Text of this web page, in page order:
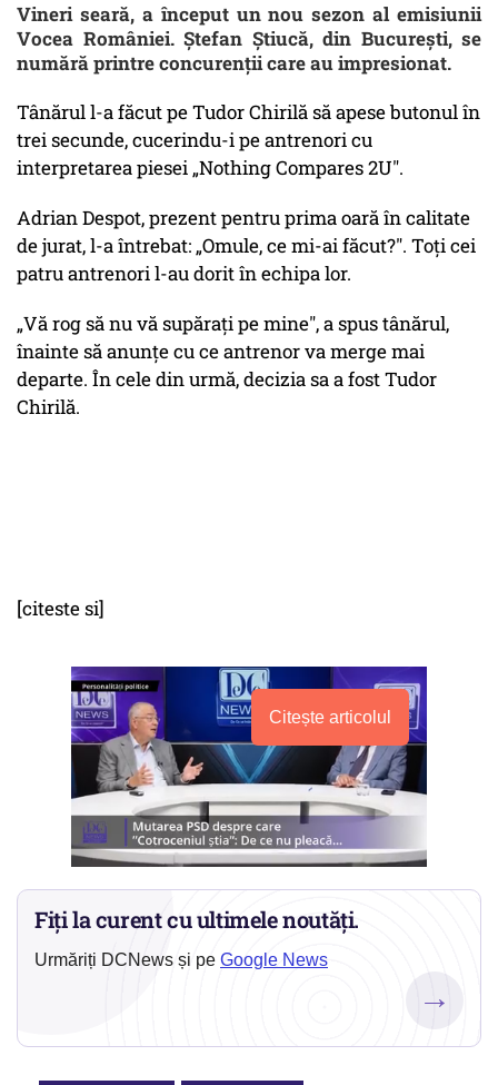
Vineri seară, a început un nou sezon al emisiunii
Vocea României. Ştefan Ştiucă, din Bucureşti, se
numără printre concurenţii care au impresionat.
Tânărul l-a făcut pe Tudor Chirilă să apese butonul în
trei secunde, cucerindu-i pe antrenori cu
interpretarea piesei „Nothing Compares 2U".
Adrian Despot, prezent pentru prima oară în calitate
de jurat, l-a întrebat: „Omule, ce mi-ai făcut?". Toţi cei
patru antrenori l-au dorit în echipa lor.
„Vă rog să nu vă supăraţi pe mine", a spus tânărul,
înainte să anunţe cu ce antrenor va merge mai
departe. În cele din urmă, decizia sa a fost Tudor
Chirilă.
[citeste si]
Citește articolul
Fiți la curent cu ultimele noutăți.
Urmăriți DCNews și pe Google News
→